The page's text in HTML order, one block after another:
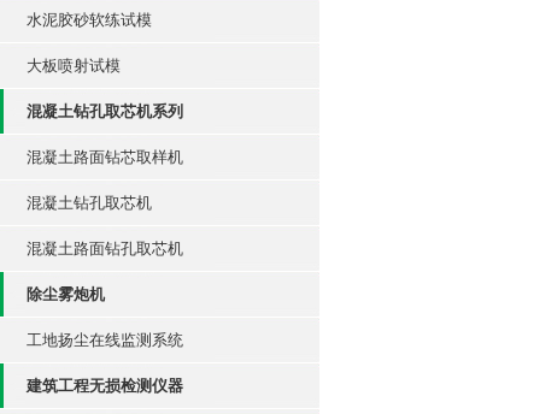
水泥胶砂软练试模
大板喷射试模
混凝土钻孔取芯机系列
混凝土路面钻芯取样机
混凝土钻孔取芯机
混凝土路面钻孔取芯机
除尘雾炮机
工地扬尘在线监测系统
建筑工程无损检测仪器